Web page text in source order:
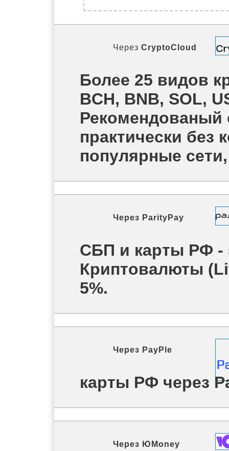
Через CryptoCloud
Более 25 видов
BCH, BNB, SOL,
Рекомендованый
практически без
популярные
Через ParityPay
СБП и карты РФ -
Криптовалюты
5%.
Через PayPle
карты РФ через
Через ЮMoney